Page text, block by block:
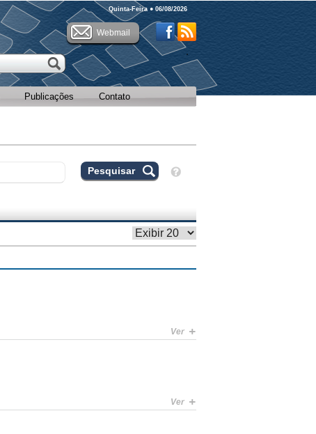
Quinta-Feira ● 06/08/2026
Webmail
Publicações Contato
Ver +
Ver +